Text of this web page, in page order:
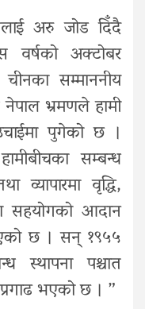
अरु जोड दिँदै
वर्षको अक्टोबर
सम्माननीय
भ्रमणले हामी
पुगेको छ ।
सम्बन्ध
वृद्धि,
सहयोगको आदान
छ । सन् १९५५
स्थापना पश्चात
भएको छ । ”